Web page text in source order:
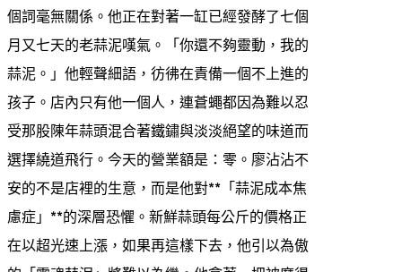
個詞毫無關係。他正在對著一缸已經發酵了七個
月又七天的老蒜泥嘆氣。「你還不夠靈動，我的
蒜泥。」他輕聲細語，彷彿在責備一個不上進的
孩子。店內只有他一個人，連蒼蠅都因為難以忍
受那股陳年蒜頭混合著鐵鏽與淡淡絕望的味道而
選擇繞道飛行。今天的營業額是：零。廖沾沾不
安的不是店裡的生意，而是他對**「蒜泥成本焦
慮症」**的深層恐懼。新鮮蒜頭每公斤的價格正
在以超光速上漲，如果再這樣下去，他引以為傲